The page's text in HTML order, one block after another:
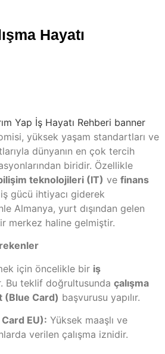
Hayatı
yüksek yaşam standartları ve
dünyanın en çok tercih
biridir. Özellikle
teknolojileri (IT) ve finans
gücü ihtiyacı giderek
Almanya, yurt dışından gelen
merkez haline gelmiştir.
için öncelikle bir iş
Bu teklif doğrultusunda çalışma
(Blue Card) başvurusu yapılır.
EU): Yüksek maaşlı ve
verilen çalışma iznidir.